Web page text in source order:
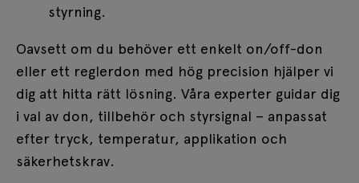
styrning.
Oavsett om du behöver ett enkelt on/off-don
eller ett reglerdon med hög precision hjälper vi
dig att hitta rätt lösning. Våra experter guidar dig
i val av don, tillbehör och styrsignal – anpassat
efter tryck, temperatur, applikation och
säkerhetskrav.